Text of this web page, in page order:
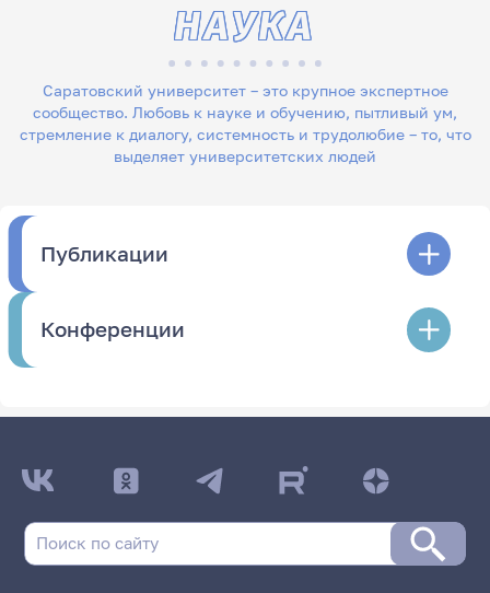
Саратовский университет – это крупное экспертное
сообщество. Любовь к науке и обучению, пытливый ум,
стремление к диалогу, системность и трудолюбие – то, что
выделяет университетских людей
НАУКА
Публикации
Конференции